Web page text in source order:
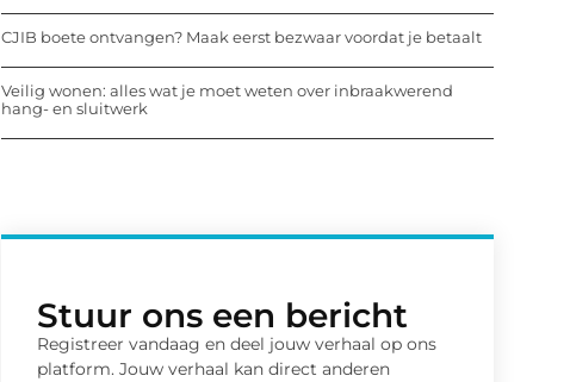
CJIB boete ontvangen? Maak eerst bezwaar voordat je betaalt
Veilig wonen: alles wat je moet weten over inbraakwerend
hang- en sluitwerk
Stuur ons een bericht
Registreer vandaag en deel jouw verhaal op ons
platform. Jouw verhaal kan direct anderen